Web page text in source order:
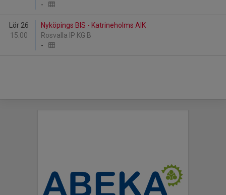
-
Lör 26
15:00
Nyköpings BIS - Katrineholms AIK
Rosvalla IP KG B
-